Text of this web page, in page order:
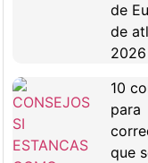
de
de
2026
10
para
que